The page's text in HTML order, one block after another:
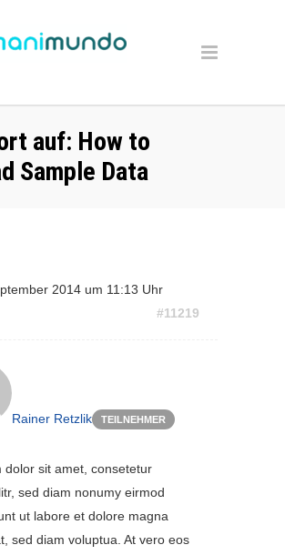
auf: How to
Sample Data
2014 um 11:13 Uhr
#11219
Rainer Retzlik TEILNEHMER
dolor sit amet, consetetur
sed diam nonumy eirmod
ut labore et dolore magna
sed diam voluptua. At vero eos